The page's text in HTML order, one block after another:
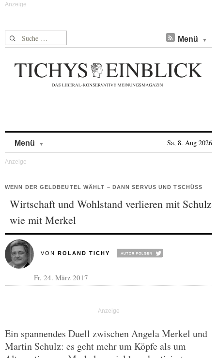
Suche nach: Menü
Menü Sa, 8. Aug 2026
WENN DER GELDBEUTEL WÄHLT – DANN SERVUS UND TSCHÜSS
Wirtschaft und Wohlstand verlieren mit Schulz
wie mit Merkel
VON ROLAND TICHY
Fr, 24. März 2017
Ein spannendes Duell zwischen Angela Merkel und
Martin Schulz: es geht mehr um Köpfe als um